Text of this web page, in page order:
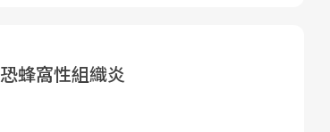
蜂窩性組織炎